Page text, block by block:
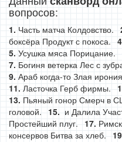
вопросов:
Часть матча Колдовство.
боксёра Продукт с покоса.
Усушка мяса Порицание.
Богиня ветерка Лес с
Араб когда-то Злая
Ласточка Герб фирмы.
Пьяный гонор Смерч в
головой.
и Далила
Простейший плуг.
консервов Битва за хлеб.